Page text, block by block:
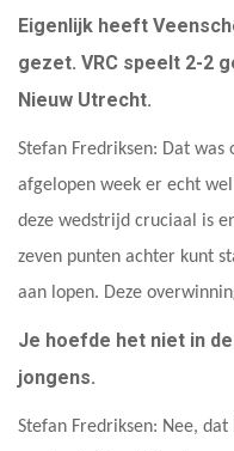
Eigenlijk heeft
gezet. VRC speelt 2-2
Nieuw Utrecht.
Stefan Fredriksen: Dat was
afgelopen week er echt
deze wedstrijd cruciaal is
zeven punten achter kunt
aan lopen. Deze
Je hoefde het niet in
jongens.
Stefan Fredriksen: Nee,